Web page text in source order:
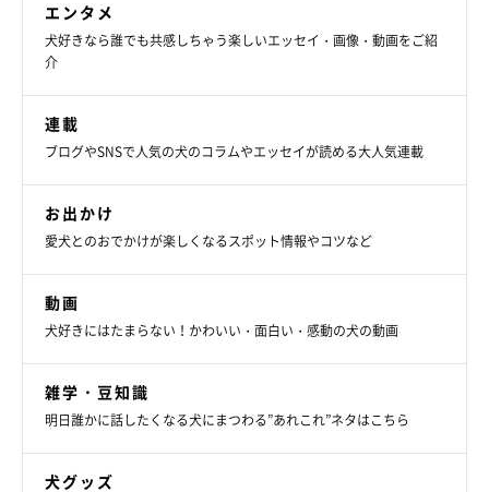
エンタメ
犬好きなら誰でも共感しちゃう楽しいエッセイ・画像・動画をご紹
介
連載
ブログやSNSで人気の犬のコラムやエッセイが読める大人気連載
お出かけ
愛犬とのおでかけが楽しくなるスポット情報やコツなど
動画
犬好きにはたまらない！かわいい・面白い・感動の犬の動画
雑学・豆知識
明日誰かに話したくなる犬にまつわる”あれこれ”ネタはこちら
犬グッズ